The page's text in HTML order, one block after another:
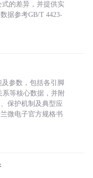
式的差异，并提供实
据参考GB/T 4423-
参数，包括各引脚
系等核心数据，并附
保护机制及典型应
微电子官方规格书